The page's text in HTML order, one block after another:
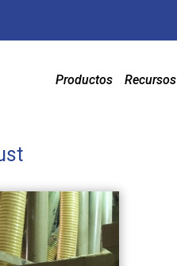
Productos Recursos